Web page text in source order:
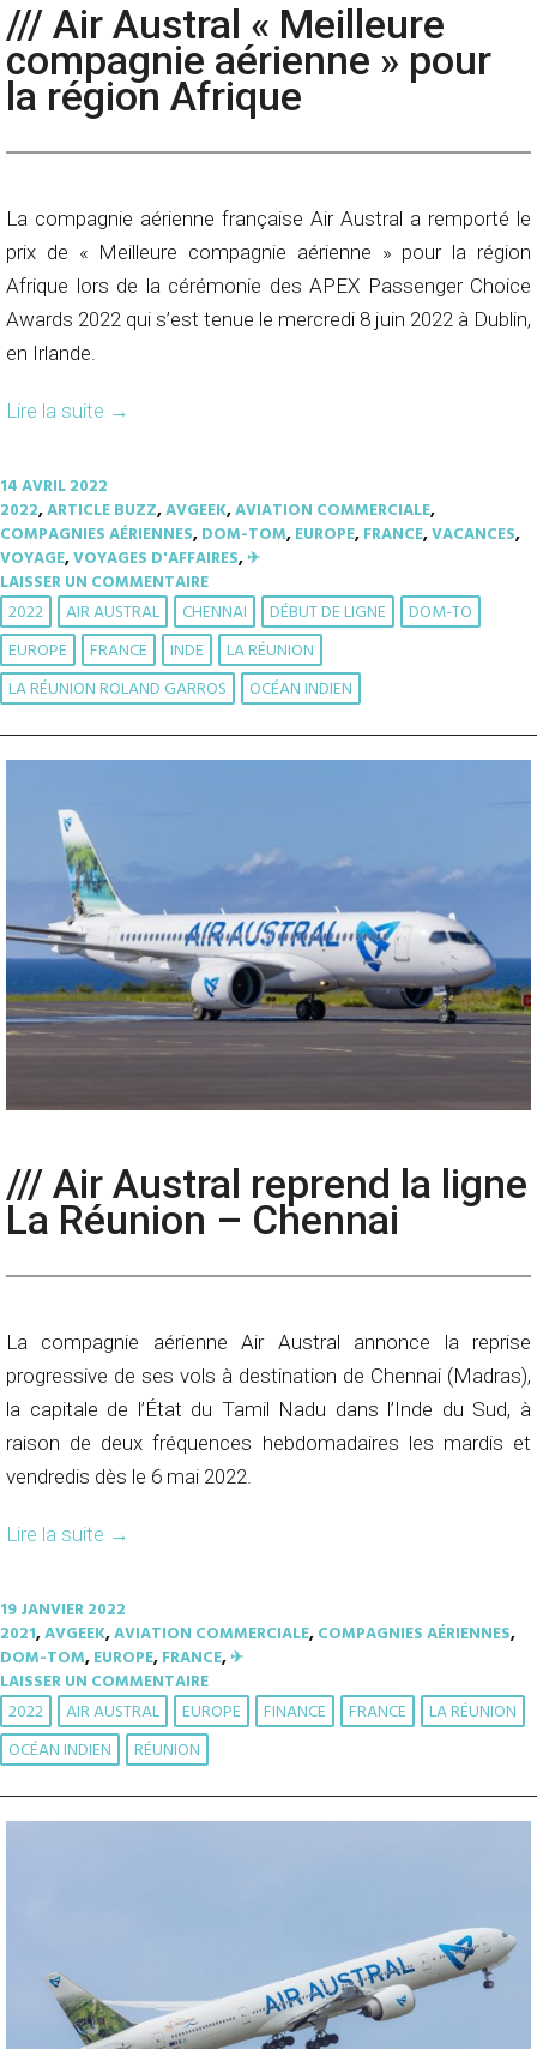
/// Air Austral « Meilleure
compagnie aérienne » pour
la région Afrique
La compagnie aérienne française Air Austral a remporté le
prix de « Meilleure compagnie aérienne » pour la région
Afrique lors de la cérémonie des APEX Passenger Choice
Awards 2022 qui s’est tenue le mercredi 8 juin 2022 à Dublin,
en Irlande.
Lire la suite →
14 AVRIL 2022
2022,ARTICLE BUZZ,AVGEEK,AVIATION COMMERCIALE,
COMPAGNIES AÉRIENNES,DOM-TOM,EUROPE,FRANCE,VACANCES,
VOYAGE,VOYAGES D'AFFAIRES,✈︎
LAISSER UN COMMENTAIRE
2022 AIR AUSTRAL CHENNAI DÉBUT DE LIGNE
DOM-TO
EUROPE
FRANCE INDE
LA RÉUNION
LA RÉUNION ROLAND GARROS
OCÉAN INDIEN
/// Air Austral reprend la ligne
La Réunion – Chennai
La compagnie aérienne Air Austral annonce la reprise
progressive de ses vols à destination de Chennai (Madras),
la capitale de l’État du Tamil Nadu dans l’Inde du Sud, à
raison de deux fréquences hebdomadaires les mardis et
vendredis dès le 6 mai 2022.
Lire la suite →
19 JANVIER 2022
2021,AVGEEK,AVIATION COMMERCIALE,COMPAGNIES AÉRIENNES,
DOM-TOM,EUROPE,FRANCE,✈︎
LAISSER UN COMMENTAIRE
2022 AIR AUSTRAL EUROPE FINANCE FRANCE
LA RÉUNION
OCÉAN INDIEN
RÉUNION